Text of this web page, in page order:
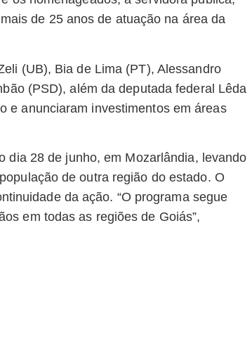
de 25 anos de atuação na área da
(UB), Bia de Lima (PT), Alessandro
(PSD), além da deputada federal Lêda
e anunciaram investimentos em áreas
dia 28 de junho, em Mozarlândia, levando
de outra região do estado. O
da ação. “O programa segue
em todas as regiões de Goiás”,